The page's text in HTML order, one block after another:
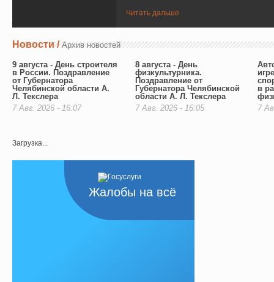
Читать дальше
Новости / Архив новостей
9 августа - День строителя
в России. Поздравление
от Губернатора
Челябинской области А.
Л. Текслера
7 Авг. 2026 - 16:07
8 августа - День
физкультурника.
Поздравление от
Губернатора Челябинской
области А. Л. Текслера
7 Авг. 2026 - 16:05
в
7
Загрузка...
Жалобы на всё